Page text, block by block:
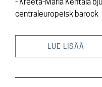
centraleuropeisk barock
LUE LISÄÄ